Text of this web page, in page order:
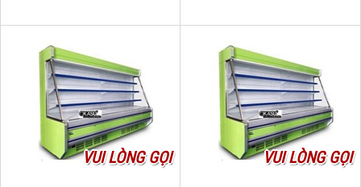
VUI LÒNG GỌI VUI LÒNG GỌI